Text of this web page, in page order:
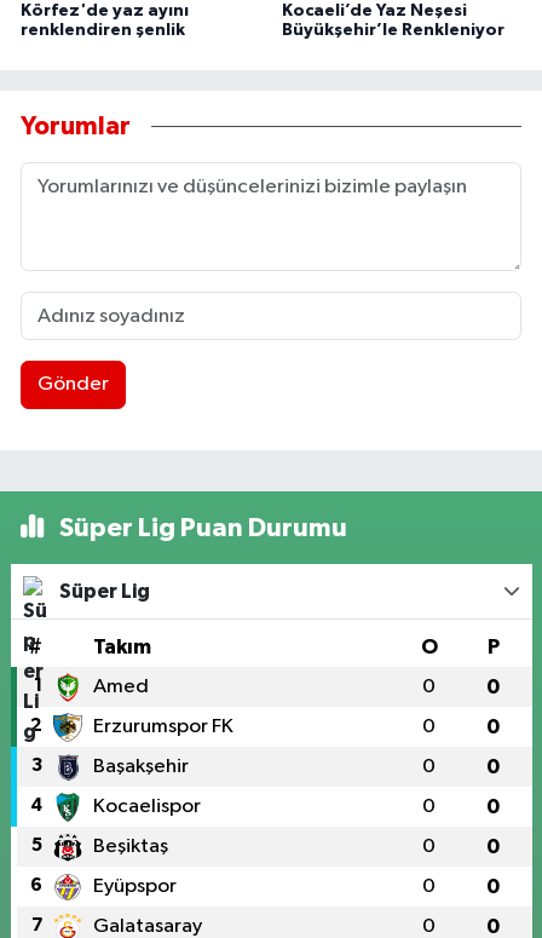
Körfez'de yaz ayını
renklendiren şenlik
Kocaeli’de Yaz Neşesi
Büyükşehir’le Renkleniyor
Yorumlar
Gönder
Süper Lig Puan Durumu
Süper Lig
# Takım O P
1 Amed 0 0
2 Erzurumspor FK 0 0
3 Başakşehir 0 0
4 Kocaelispor 0 0
5 Beşiktaş 0 0
6 Eyüpspor 0 0
7 Galatasaray 0 0